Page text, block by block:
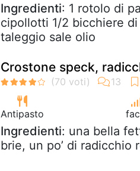
Ingredienti: 1 rotolo di
cipollotti 1/2 bicchiere
taleggio sale olio
Crostone speck,
Antipasto
Ingredienti: una bella
brie, un po’ di